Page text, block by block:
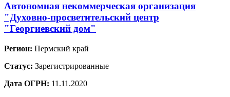
Автономная некоммерческая организация
"Духовно-просветительский центр
"Георгиевский дом"
Регион: Пермский край
Статус: Зарегистрированные
Дата ОГРН: 11.11.2020